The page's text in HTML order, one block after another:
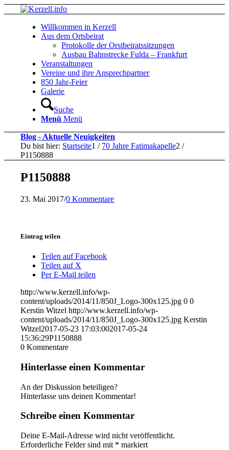
Willkommen in Kerzell
Aus dem Ortsbeirat
Protokolle der Orstbeiratssitzungen
Ausbau Bahnstrecke Fulda – Frankfurt
Veranstaltungen
Vereine und ihre Ansprechpartner
850 Jahr-Feier
Galerie
Suche
Menü Menü
Blog - Aktuelle Neuigkeiten
Du bist hier: Startseite1 / 70 Jahre Fatimakapelle2 /
P1150888
P1150888
23. Mai 2017/0 Kommentare
Eintrag teilen
Teilen auf Facebook
Teilen auf X
Per E-Mail teilen
http://www.kerzell.info/wp-
content/uploads/2014/11/850J_Logo-300x125.jpg 0 0
Kerstin Witzel http://www.kerzell.info/wp-
content/uploads/2014/11/850J_Logo-300x125.jpg Kerstin
Witzel2017-05-23 17:03:002017-05-24
15:36:29P1150888
0 Kommentare
Hinterlasse einen Kommentar
An der Diskussion beteiligen?
Hinterlasse uns deinen Kommentar!
Schreibe einen Kommentar
Deine E-Mail-Adresse wird nicht veröffentlicht.
Erforderliche Felder sind mit * markiert